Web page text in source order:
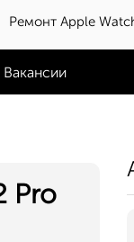
Ремонт Apple
Вакансии
Pro